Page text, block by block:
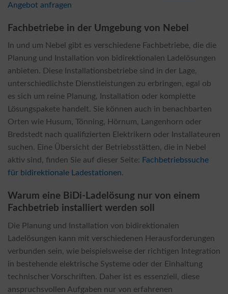
Angebot anfragen
Fachbetriebe in der Umgebung von Nebel
In und um Nebel gibt es verschiedene Fachbetriebe, die die
Planung und Installation von bidirektionalen Ladelösungen
anbieten. Diese Installationsbetriebe sind in der Lage,
unterschiedlichste Dienstleistungen zu erbringen, egal ob
es sich um reine Planung, Installation oder komplette
Lösungspakete handelt. Sie können auch in benachbarten
Orten wie Husum, Tönning, Hörnum, Langenhorn oder
Bredstedt nach qualifizierten Elektrikern oder Installateuren
suchen. Eine Übersicht der Betriebsstätten, die in Nebel
aktiv sind, finden Sie auf dieser Seite: Fachbetriebssuche
für bidirektionale Ladestationen.
Warum eine BiDi-Ladelösung nur von einem
Fachbetrieb installiert werden soll
Die Planung und Installation von bidirektionalen
Ladelösungen kann mit verschiedenen Herausforderungen
verbunden sein, wie beispielsweise der richtigen Integration
in bestehende elektrische Systeme oder der Einhaltung
technischer Vorschriften. Daher ist es essenziell, diese
anspruchsvollen Aufgaben nur von erfahrenen